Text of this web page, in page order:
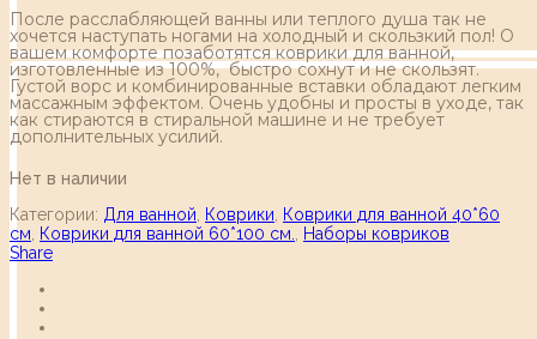
После расслабляющей ванны или теплого душа так не
хочется наступать ногами на холодный и скользкий пол! О
вашем комфорте позаботятся коврики для ванной,
изготовленные из 100%, быстро сохнут и не скользят.
Густой ворс и комбинированные вставки обладают легким
массажным эффектом. Очень удобны и просты в уходе, так
как стираются в стиральной машине и не требует
дополнительных усилий.
Нет в наличии
Категории: Для ванной Коврики
Коврики для ванной 40*60
см
Коврики для ванной 60*100 см.
Наборы ковриков
Share